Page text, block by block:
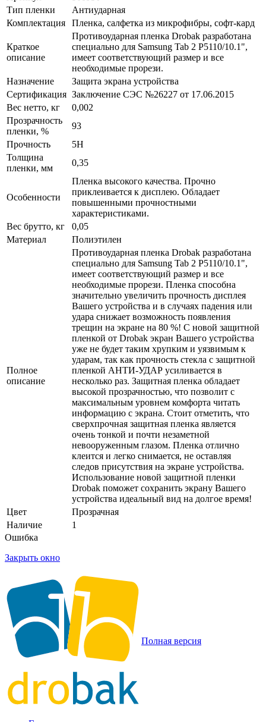
Тип пленки
Антиударная
Комплектация
Пленка, салфетка из микрофибры, софт-кард
Краткое
описание
Противоударная пленка Drobak разработана
специально для Samsung Tab 2 P5110/10.1",
имеет соответствующий размер и все
необходимые прорези.
Назначение
Защита экрана устройства
Сертификация Заключение СЭС №26227 от 17.06.2015
Вес нетто, кг
0,002
Прозрачность
пленки, %
93
Прочность
5H
Толщина
пленки, мм
0,35
Особенности
Пленка высокого качества. Прочно
приклеивается к дисплею. Обладает
повышенными прочностными
характеристиками.
Вес брутто, кг
0,05
Материал
Полиэтилен
Полное
описание
Противоударная пленка Drobak разработана
специально для Samsung Tab 2 P5110/10.1",
имеет соответствующий размер и все
необходимые прорези. Пленка способна
значительно увеличить прочность дисплея
Вашего устройства и в случаях падения или
удара снижает возможность появления
трещин на экране на 80 %! С новой защитной
пленкой от Drobak экран Вашего устройства
уже не будет таким хрупким и уязвимым к
ударам, так как прочность стекла с защитной
пленкой АНТИ-УДАР усиливается в
несколько раз. Защитная пленка обладает
высокой прозрачностью, что позволит с
максимальным уровнем комфорта читать
информацию с экрана. Стоит отметить, что
сверхпрочная защитная пленка является
очень тонкой и почти незаметной
невооруженным глазом. Пленка отлично
клеится и легко снимается, не оставляя
следов присутствия на экране устройства.
Использование новой защитной пленки
Drobak поможет сохранить экрану Вашего
устройства идеальный вид на долгое время!
Цвет
Прозрачная
Наличие
1
Ошибка
Закрыть окно
Полная версия